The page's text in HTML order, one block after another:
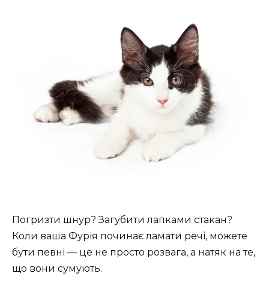
Погризти шнур? Загубити лапками стакан?
Коли ваша Фурія починає ламати речі, можете
бути певні — це не просто розвага, а натяк на те,
що вони сумують.